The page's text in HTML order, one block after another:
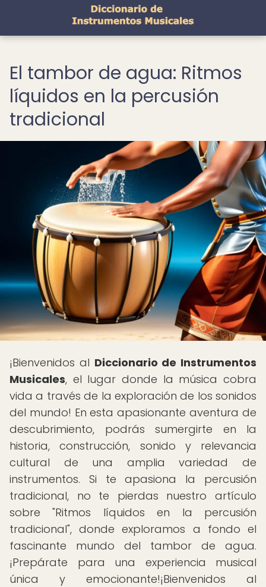
El tambor de agua: Ritmos
líquidos en la percusión
tradicional
¡Bienvenidos al Diccionario de Instrumentos
Musicales, el lugar donde la música cobra
vida a través de la exploración de los sonidos
del mundo! En esta apasionante aventura de
descubrimiento, podrás sumergirte en la
historia, construcción, sonido y relevancia
cultural de una amplia variedad de
instrumentos. Si te apasiona la percusión
tradicional, no te pierdas nuestro artículo
sobre "Ritmos líquidos en la percusión
tradicional", donde exploramos a fondo el
fascinante mundo del tambor de agua.
¡Prepárate para una experiencia musical
única y emocionante!¡Bienvenidos al